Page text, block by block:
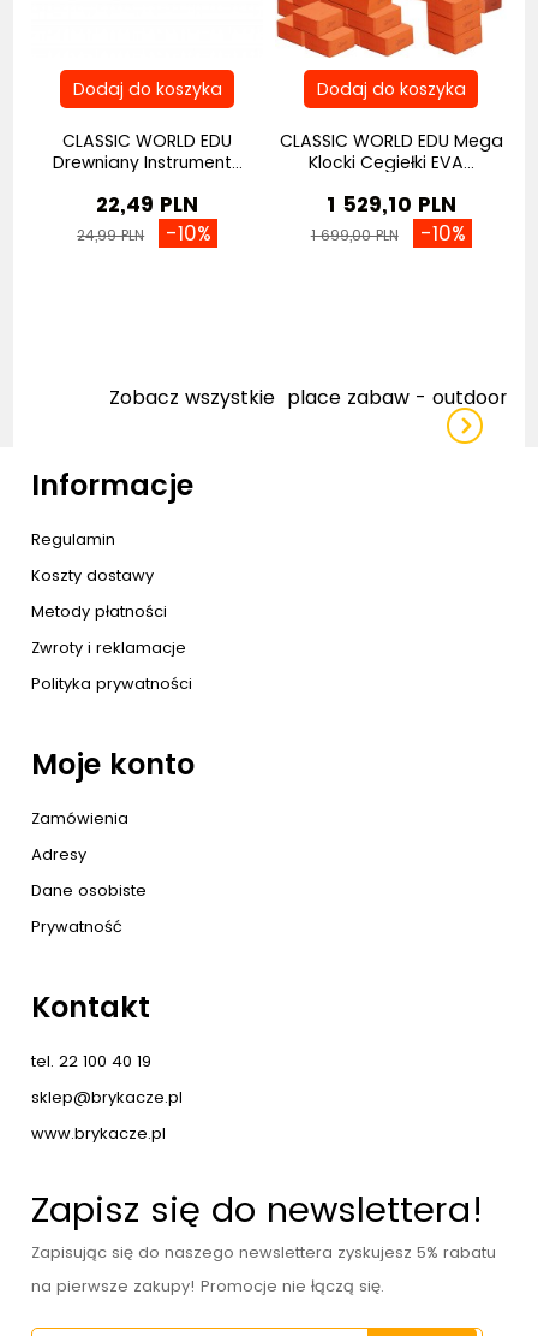
CLASSIC WORLD EDU
Drewniany Instrument...
22,49 PLN
24,99 PLN -10%
CLASSIC WORLD EDU Mega
Klocki Cegiełki EVA...
1 529,10 PLN
1 699,00 PLN -10%
Zobacz wszystkie place zabaw - outdoor
Informacje
Regulamin
Koszty dostawy
Metody płatności
Zwroty i reklamacje
Polityka prywatności
Moje konto
Zamówienia
Adresy
Dane osobiste
Prywatność
Kontakt
tel. 22 100 40 19
sklep@brykacze.pl
www.brykacze.pl
Zapisz się do newslettera!
Zapisując się do naszego newslettera zyskujesz 5% rabatu
na pierwsze zakupy! Promocje nie łączą się.